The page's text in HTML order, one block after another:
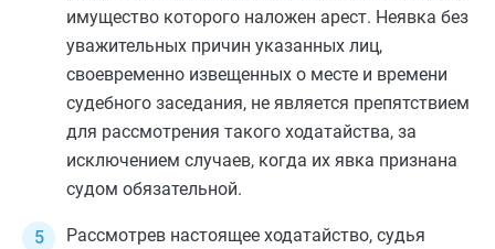
имущество которого наложен арест. Неявка без
уважительных причин указанных лиц,
своевременно извещенных о месте и времени
судебного заседания, не является препятствием
для рассмотрения такого ходатайства, за
исключением случаев, когда их явка признана
судом обязательной.
Рассмотрев настоящее ходатайство, судья